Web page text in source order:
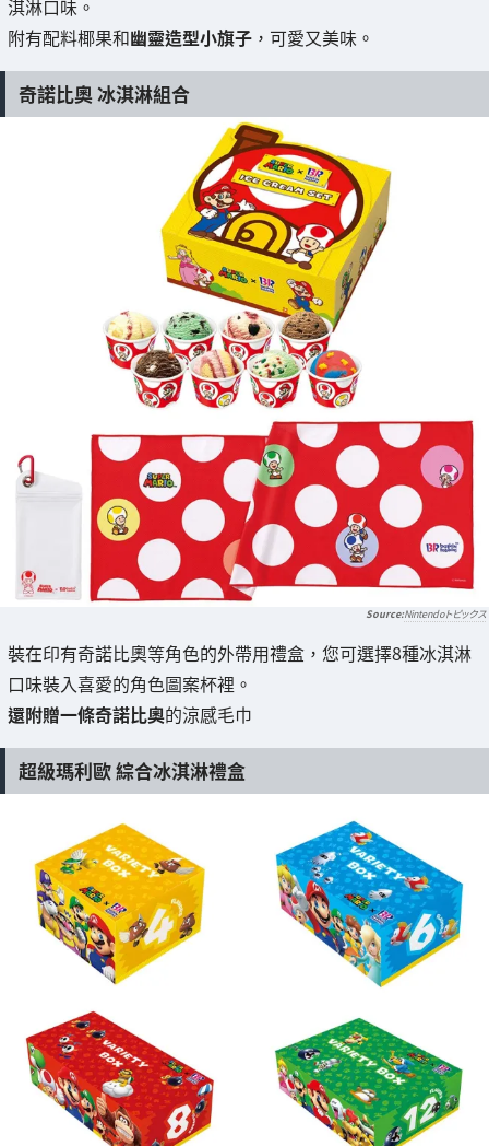
淇淋口味。
附有配料椰果和幽靈造型小旗子 ，可愛又美味。
奇諾比奧 冰淇淋組合
Nintendoトピックス
裝在印有奇諾比奧等角色的外帶用禮盒，您可選擇8種冰淇淋
口味裝入喜愛的角色圖案杯裡。
還附贈一條奇諾比奧的涼感毛巾
超級瑪利歐 綜合冰淇淋禮盒